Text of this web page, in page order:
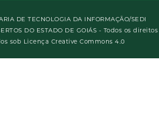
DE TECNOLOGIA DA INFORMAÇÃO/SEDI
DO ESTADO DE GOIÁS - Todos os direitos
sob Licença Creative Commons 4.0